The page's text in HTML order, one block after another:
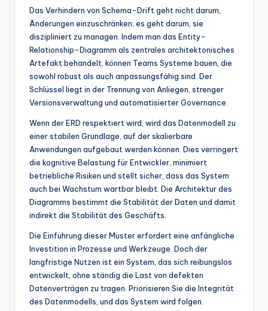
Das Verhindern von Schema-Drift geht nicht darum,
Änderungen einzuschränken; es geht darum, sie
diszipliniert zu managen. Indem man das Entity-
Relationship-Diagramm als zentrales architektonisches
Artefakt behandelt, können Teams Systeme bauen, die
sowohl robust als auch anpassungsfähig sind. Der
Schlüssel liegt in der Trennung von Anliegen, strenger
Versionsverwaltung und automatisierter Governance.
Wenn der ERD respektiert wird, wird das Datenmodell zu
einer stabilen Grundlage, auf der skalierbare
Anwendungen aufgebaut werden können. Dies verringert
die kognitive Belastung für Entwickler, minimiert
betriebliche Risiken und stellt sicher, dass das System
auch bei Wachstum wartbar bleibt. Die Architektur des
Diagramms bestimmt die Stabilität der Daten und damit
indirekt die Stabilität des Geschäfts.
Die Einführung dieser Muster erfordert eine anfängliche
Investition in Prozesse und Werkzeuge. Doch der
langfristige Nutzen ist ein System, das sich reibungslos
entwickelt, ohne ständig die Last von defekten
Datenverträgen zu tragen. Priorisieren Sie die Integrität
des Datenmodells, und das System wird folgen.